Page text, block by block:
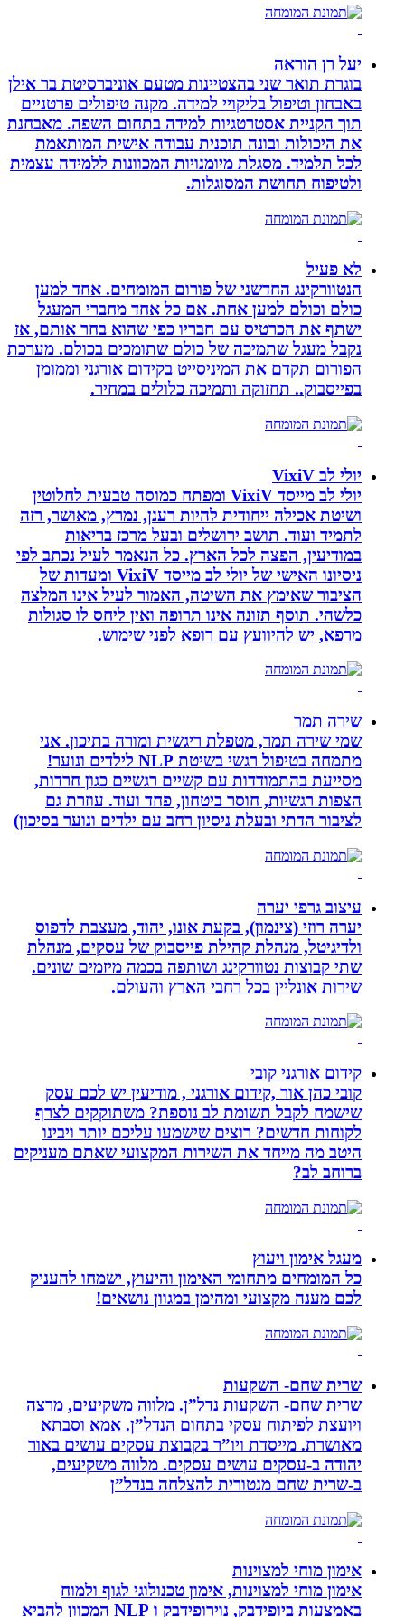
יעל רן הוראה
בוגרת תואר שני בהצטיינות מטעם אוניברסיטת בר אילן
באבחון וטיפול בליקויי למידה. מקנה טיפולים פרטניים
תוך הקניית אסטרטגיות למידה בתחום השפה. מאבחנת
את היכולות ובונה תוכנית עבודה אישית המותאמת
לכל תלמיד. מסגלת מיומנויות המכוונות ללמידה עצמית
ולטיפוח תחושת המסוגלות.
לא פעיל
הנטוורקינג החדשני של פורום המומחים. אחד למען
כולם וכולם למען אחת. אם כל אחד מחברי המעגל
ישתף את הכרטיס עם חבריו כפי שהוא בחר אותם, אז
נקבל מעגל שתמיכה של כולם שתומכים בכולם. מערכת
הפורום תקדם את המיניסייט בקידום אורגני וממומן
בפייסבוק.. תחזוקה ותמיכה כלולים במחיר.
יולי לב VixiV
יולי לב מייסד VixiV ומפתח כמוסה טבעית לחלוטין
ושיטת אכילה ייחודית להיות רענן, נמרץ, מאושר, רזה
לתמיד ועוד. תושב ירושלים ובעל מרכז בריאות
במודיעין, הפצה לכל הארץ. כל הנאמר לעיל נכתב לפי
ניסיונו האישי של יולי לב מייסד VixiV ומעדות של
הציבור שאימץ את השיטה, האמור לעיל אינו המלצה
כלשהי. תוסף תזונה אינו תרופה ואין ליחס לו סגולות
מרפא, יש להיוועץ עם רופא לפני שימוש.
שירה תמר
שמי שירה תמר, מטפלת ריגשית ומורה בתיכון. אני
מתמחה בטיפול רגשי בשיטת NLP לילדים ונוער!
מסייעת בהתמודדות עם קשיים רגשיים כגון חרדות,
הצפות רגשיות, חוסר ביטחון, פחד ועוד. עוזרת גם
לציבור הדתי ובעלת ניסיון רחב עם ילדים ונוער בסיכון)
עיצוב גרפי יערה
יערה רוזי (צינמון), בקעת אונו, יהוד, מעצבת לדפוס
ולדיגיטל, מנהלת קהילת פייסבוק של עסקים, מנהלת
שתי קבוצות נטוורקינג ושותפה בכמה מיזמים שונים.
שירות אונליין בכל רחבי הארץ והעולם.
קידום אורגני קובי
קובי כהן אור ,קידום אורגני , מודיעין יש לכם עסק
שישמח לקבל תשומת לב נוספת? משתוקקים לצרף
לקוחות חדשים? רוצים שישמעו עליכם יותר ויבינו
היטב מה מייחד את השירות המקצועי שאתם מעניקים
ברוחב לב?
מעגל אימון ויעוץ
כל המומחים מתחומי האימון והיעוץ, ישמחו להעניק
לכם מענה מקצועי ומהימן במגוון נושאים!
שרית שחם- השקעות
שרית שחם- השקעות נדל”ן. מלווה משקיעים, מרצה
ויועצת לפיתוח עסקי בתחום הנדל”ן. אמא וסבתא
מאושרת. ‏מייסדת ויו”ר בקבוצת עסקים עושים באור
יהודה‏ ב-‏עסקים עושים עסקים‏. ‏מלווה משקיעים,
ב-‏שרית שחם מנטורית להצלחה בנדל”ן‏
אימון מוחי למצוינות
אימון מוחי למצוינות, אימון טכנולוגי לגוף ולמוח
באמצעות ביופידבק, נוירופידבק ו NLP המכוון להביא